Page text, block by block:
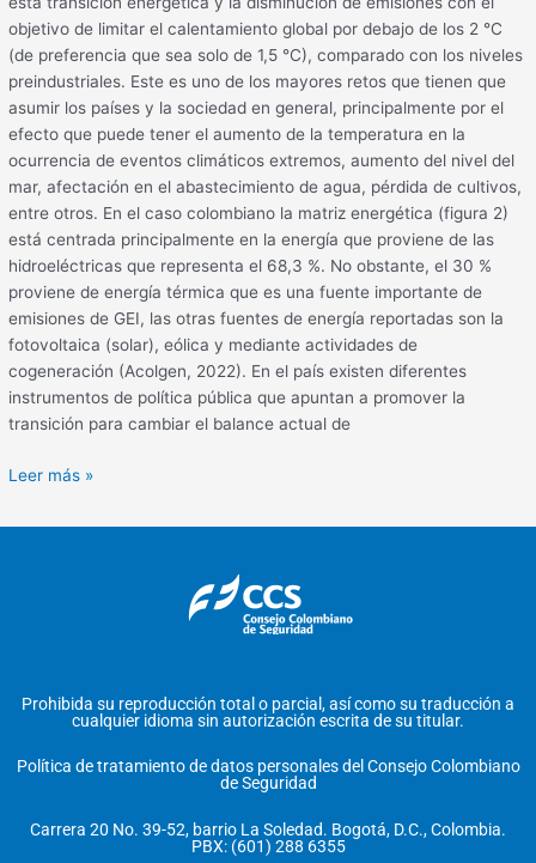
objetivo de limitar el calentamiento global por debajo de los 2 °C
(de preferencia que sea solo de 1,5 °C), comparado con los niveles
preindustriales. Este es uno de los mayores retos que tienen que
asumir los países y la sociedad en general, principalmente por el
efecto que puede tener el aumento de la temperatura en la
ocurrencia de eventos climáticos extremos, aumento del nivel del
mar, afectación en el abastecimiento de agua, pérdida de cultivos,
entre otros. En el caso colombiano la matriz energética (figura 2)
está centrada principalmente en la energía que proviene de las
hidroeléctricas que representa el 68,3 %. No obstante, el 30 %
proviene de energía térmica que es una fuente importante de
emisiones de GEI, las otras fuentes de energía reportadas son la
fotovoltaica (solar), eólica y mediante actividades de
cogeneración (Acolgen, 2022). En el país existen diferentes
instrumentos de política pública que apuntan a promover la
transición para cambiar el balance actual de
Leer más »
Prohibida su reproducción total o parcial, así como su traducción a
cualquier idioma sin autorización escrita de su titular.
Política de tratamiento de datos personales del Consejo Colombiano
de Seguridad
Carrera 20 No. 39-52, barrio La Soledad. Bogotá, D.C., Colombia.
PBX: (601) 288 6355